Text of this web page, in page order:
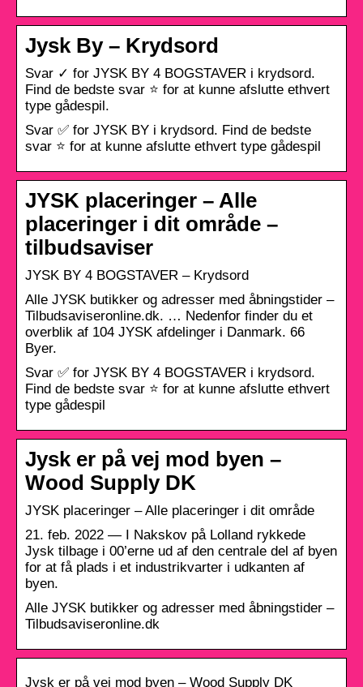
Jysk By – Krydsord
Svar ✓ for JYSK BY 4 BOGSTAVER i krydsord.
Find de bedste svar ⭐ for at kunne afslutte ethvert
type gådespil.
Svar ✅ for JYSK BY i krydsord. Find de bedste
svar ⭐ for at kunne afslutte ethvert type gådespil
JYSK placeringer – Alle
placeringer i dit område –
tilbudsaviser
JYSK BY 4 BOGSTAVER – Krydsord
Alle JYSK butikker og adresser med åbningstider –
Tilbudsaviseronline.dk. … Nedenfor finder du et
overblik af 104 JYSK afdelinger i Danmark. 66
Byer.
Svar ✅ for JYSK BY 4 BOGSTAVER i krydsord.
Find de bedste svar ⭐ for at kunne afslutte ethvert
type gådespil
Jysk er på vej mod byen –
Wood Supply DK
JYSK placeringer – Alle placeringer i dit område
21. feb. 2022 — I Nakskov på Lolland rykkede
Jysk tilbage i 00’erne ud af den centrale del af byen
for at få plads i et industrikvarter i udkanten af
byen.
Alle JYSK butikker og adresser med åbningstider –
Tilbudsaviseronline.dk
Jysk er på vej mod byen – Wood Supply DK